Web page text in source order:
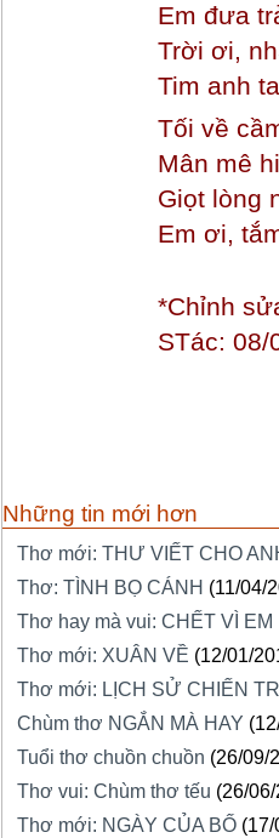
Em đưa
Trời ơi,
Tim anh
Tối về
Mân mê
Giọt lòng
Em ơi,
*Chỉnh
STác: 08/
Những tin mới hơn
Thơ mới: THƯ VIẾT CHO
Thơ: TÌNH BỌ CÁNH (11/04/
Thơ hay mà vui: CHẾT VÌ EM
Thơ mới: XUÂN VỀ (12/01/
Thơ mới: LỊCH SỬ CHIẾN
Chùm thơ NGẮN MÀ HAY
Tuổi thơ chuồn chuồn (26/09/
Thơ vui: Chùm thơ tếu (26/
Thơ mới: NGÀY CỦA BỐ